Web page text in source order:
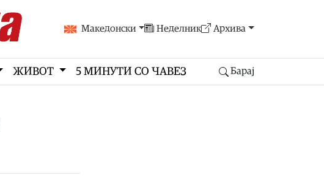
Македонски Неделник Архива
ЖИВОТ 5 МИНУТИ СО ЧАВЕЗ Барај